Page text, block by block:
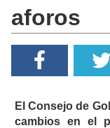
aforos
El Consejo de
cambios en el